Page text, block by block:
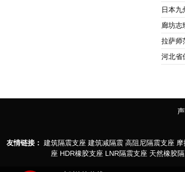
日本九
廊坊志
拉萨师
河北省
友情链接： 建筑隔震支座 建筑减隔震 高阻尼隔震支座
座 HDR橡胶支座 LNR隔震支座 天然橡胶